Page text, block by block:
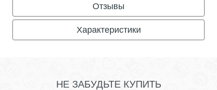
Отзывы
Характеристики
НЕ ЗАБУДЬТЕ КУПИТЬ